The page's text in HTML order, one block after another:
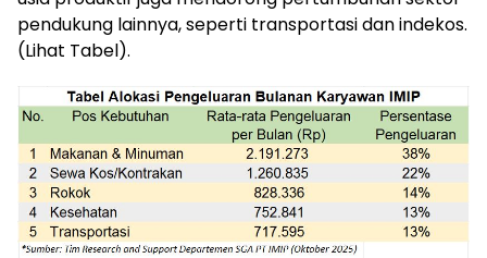
pendukung lainnya, seperti transportasi dan indekos.
(Lihat Tabel).